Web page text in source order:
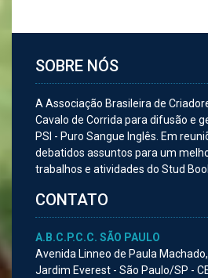
SOBRE NÓS
A Associação Brasileira de
Cavalo de Corrida para difusão e
PSI - Puro Sangue Inglês. Em
debatidos assuntos para um
trabalhos e atividades do Stud
CONTATO
A.B.C.P.C.C. SÃO PAULO
Avenida Linneo de Paula
Jardim Everest - São Paulo/SP -